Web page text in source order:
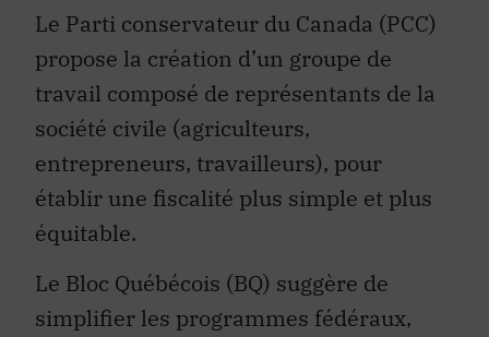
Le Parti conservateur du Canada (PCC)
propose la création d’un groupe de
travail composé de représentants de la
société civile (agriculteurs,
entrepreneurs, travailleurs), pour
établir une fiscalité plus simple et plus
équitable.
Le Bloc Québécois (BQ) suggère de
simplifier les programmes fédéraux,